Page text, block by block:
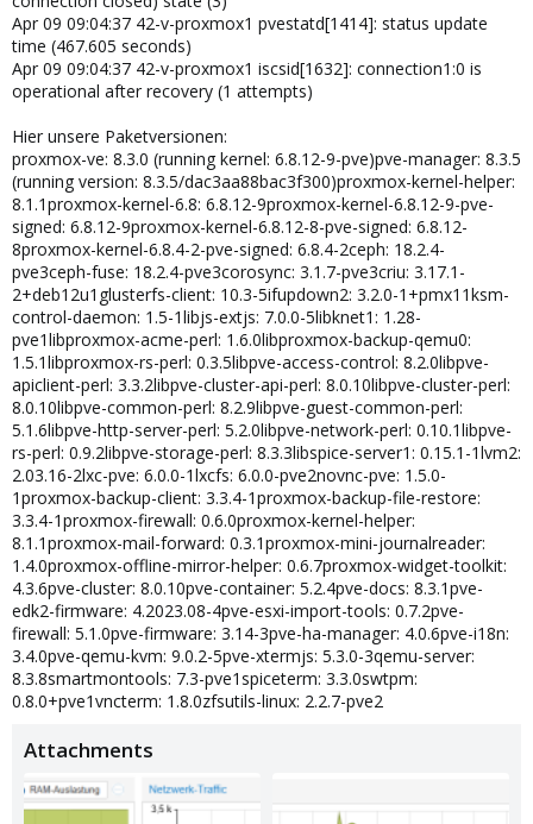
Apr 09 09:04:37 42-v-proxmox1 pvestatd[1414]: status update
time (467.605 seconds)
Apr 09 09:04:37 42-v-proxmox1 iscsid[1632]: connection1:0 is
operational after recovery (1 attempts)
Hier unsere Paketversionen:
proxmox-ve: 8.3.0 (running kernel: 6.8.12-9-pve)pve-manager: 8.3.5
(running version: 8.3.5/dac3aa88bac3f300)proxmox-kernel-helper:
8.1.1proxmox-kernel-6.8: 6.8.12-9proxmox-kernel-6.8.12-9-pve-
signed: 6.8.12-9proxmox-kernel-6.8.12-8-pve-signed: 6.8.12-
8proxmox-kernel-6.8.4-2-pve-signed: 6.8.4-2ceph: 18.2.4-
pve3ceph-fuse: 18.2.4-pve3corosync: 3.1.7-pve3criu: 3.17.1-
2+deb12u1glusterfs-client: 10.3-5ifupdown2: 3.2.0-1+pmx11ksm-
control-daemon: 1.5-1libjs-extjs: 7.0.0-5libknet1: 1.28-
pve1libproxmox-acme-perl: 1.6.0libproxmox-backup-qemu0:
1.5.1libproxmox-rs-perl: 0.3.5libpve-access-control: 8.2.0libpve-
apiclient-perl: 3.3.2libpve-cluster-api-perl: 8.0.10libpve-cluster-perl:
8.0.10libpve-common-perl: 8.2.9libpve-guest-common-perl:
5.1.6libpve-http-server-perl: 5.2.0libpve-network-perl: 0.10.1libpve-
rs-perl: 0.9.2libpve-storage-perl: 8.3.3libspice-server1: 0.15.1-1lvm2:
2.03.16-2lxc-pve: 6.0.0-1lxcfs: 6.0.0-pve2novnc-pve: 1.5.0-
1proxmox-backup-client: 3.3.4-1proxmox-backup-file-restore:
3.3.4-1proxmox-firewall: 0.6.0proxmox-kernel-helper:
8.1.1proxmox-mail-forward: 0.3.1proxmox-mini-journalreader:
1.4.0proxmox-offline-mirror-helper: 0.6.7proxmox-widget-toolkit:
4.3.6pve-cluster: 8.0.10pve-container: 5.2.4pve-docs: 8.3.1pve-
edk2-firmware: 4.2023.08-4pve-esxi-import-tools: 0.7.2pve-
firewall: 5.1.0pve-firmware: 3.14-3pve-ha-manager: 4.0.6pve-i18n:
3.4.0pve-qemu-kvm: 9.0.2-5pve-xtermjs: 5.3.0-3qemu-server:
8.3.8smartmontools: 7.3-pve1spiceterm: 3.3.0swtpm:
0.8.0+pve1vncterm: 1.8.0zfsutils-linux: 2.2.7-pve2
Attachments